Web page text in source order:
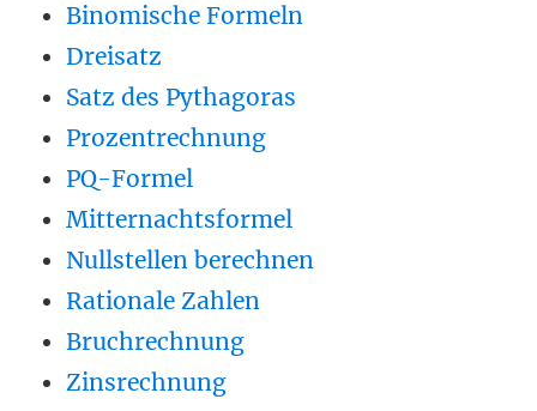
Binomische Formeln
Dreisatz
Satz des Pythagoras
Prozentrechnung
PQ-Formel
Mitternachtsformel
Nullstellen berechnen
Rationale Zahlen
Bruchrechnung
Zinsrechnung